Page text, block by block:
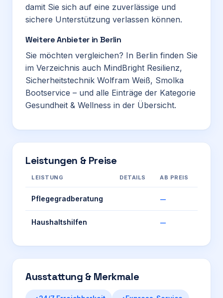
damit Sie sich auf eine zuverlässige und
sichere Unterstützung verlassen können.
Weitere Anbieter in Berlin
Sie möchten vergleichen? In Berlin finden Sie
im Verzeichnis auch MindBright Resilienz,
Sicherheitstechnik Wolfram Weiß, Smolka
Bootservice – und alle Einträge der Kategorie
Gesundheit & Wellness in der Übersicht.
Leistungen & Preise
LEISTUNG DETAILS AB PREIS
Pflegegradberatung —
Haushaltshilfen —
Ausstattung & Merkmale